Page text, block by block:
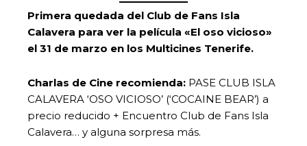
Primera quedada del Club de Fans Isla
Calavera para ver la película «El oso vicioso»
el 31 de marzo en los Multicines Tenerife.
Charlas de Cine recomienda: PASE CLUB ISLA
CALAVERA ‘OSO VICIOSO’ (‘COCAINE BEAR’) a
precio reducido + Encuentro Club de Fans Isla
Calavera… y alguna sorpresa más.